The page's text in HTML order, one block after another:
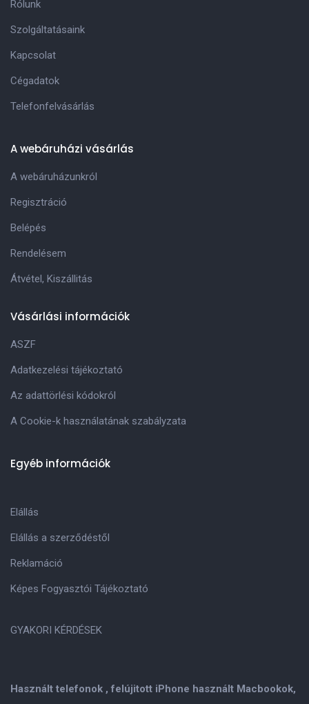
Használt telefonok , felújitott iPhone használt Macbookok,
Rólunk
Szolgáltatásaink
Kapcsolat
Cégadatok
Telefonfelvásárlás
A webáruházi vásárlás
A webáruházunkról
Regisztráció
Belépés
Rendelésem
Átvétel, Kiszállitás
Vásárlási információk
ASZF
Adatkezelési tájékoztató
Az adattörlési kódokról
A Cookie-k használatának szabályzata
Egyéb információk
Elállás
Elállás a szerződéstől
Reklamáció
Képes Fogyasztói Tájékoztató
GYAKORI KÉRDÉSEK